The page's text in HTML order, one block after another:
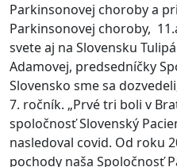
Parkinsonovej choroby a
Parkinsonovej choroby,
svete aj na Slovensku
Adamovej, predsedníčky
Slovensko sme sa
7. ročník. „Prvé tri boli v
spoločnosť Slovenský
nasledoval covid. Od roku
pochody naša Spoločnosť